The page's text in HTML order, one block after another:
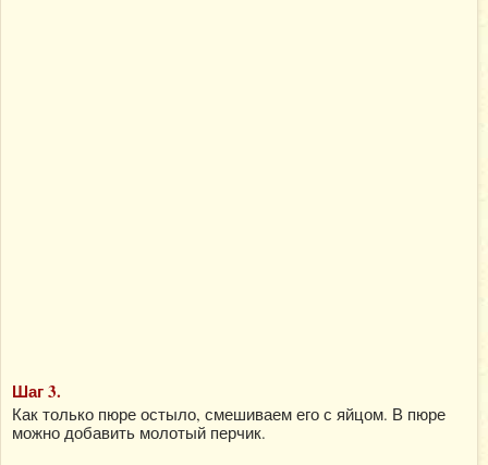
Шаг 3.
Как только пюре остыло, смешиваем его с яйцом. В пюре
можно добавить молотый перчик.